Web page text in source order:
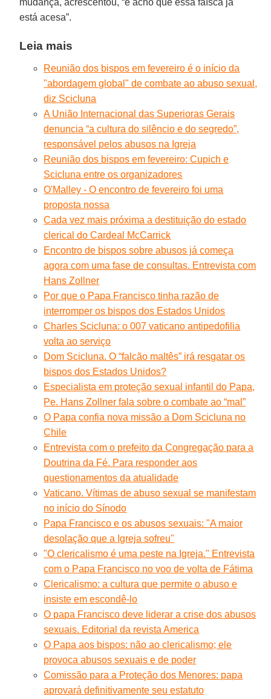
está acesa”.
Leia mais
Reunião dos bispos em fevereiro é o início da
"abordagem global" de combate ao abuso sexual,
diz Scicluna
A União Internacional das Superioras Gerais
denuncia “a cultura do silêncio e do segredo”,
responsável pelos abusos na Igreja
Reunião dos bispos em fevereiro: Cupich e
Scicluna entre os organizadores
O'Malley - O encontro de fevereiro foi uma
proposta nossa
Cada vez mais próxima a destituição do estado
clerical do Cardeal McCarrick
Encontro de bispos sobre abusos já começa
agora com uma fase de consultas. Entrevista com
Hans Zollner
Por que o Papa Francisco tinha razão de
interromper os bispos dos Estados Unidos
Charles Scicluna: o 007 vaticano antipedofilia
volta ao serviço
Dom Scicluna. O “falcão maltês” irá resgatar os
bispos dos Estados Unidos?
Especialista em proteção sexual infantil do Papa,
Pe. Hans Zollner fala sobre o combate ao “mal”
O Papa confia nova missão a Dom Scicluna no
Chile
Entrevista com o prefeito da Congregação para a
Doutrina da Fé. Para responder aos
questionamentos da atualidade
Vaticano. Vítimas de abuso sexual se manifestam
no início do Sínodo
Papa Francisco e os abusos sexuais: "A maior
desolação que a Igreja sofreu"
"O clericalismo é uma peste na Igreja." Entrevista
com o Papa Francisco no voo de volta de Fátima
Clericalismo: a cultura que permite o abuso e
insiste em escondê-lo
O papa Francisco deve liderar a crise dos abusos
sexuais. Editorial da revista America
O Papa aos bispos: não ao clericalismo; ele
provoca abusos sexuais e de poder
Comissão para a Proteção dos Menores: papa
aprovará definitivamente seu estatuto